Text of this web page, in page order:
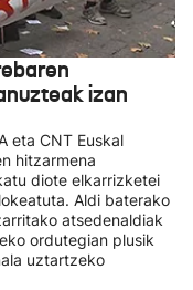
izan
eta CNT Euskal
hitzarmena
diote elkarrizketei
Aldi baterako
atsedenaldiak
ordutegian plusik
uztartzeko